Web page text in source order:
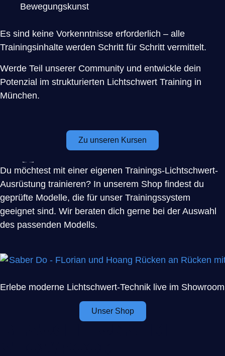
Bewegungskunst
Es sind keine Vorkenntnisse erforderlich – alle
Trainingsinhalte werden Schritt für Schritt vermittelt.
Werde Teil unserer Community und entwickle dein
Potenzial im strukturierten Lichtschwert Training in
München.
Zu unseren Kursen
Du möchtest mit einer eigenen Trainings-Lichtschwert-
Ausrüstung trainieren? In unserem Shop findest du
geprüfte Modelle, die für unser Trainingssystem
geeignet sind. Wir beraten dich gerne bei der Auswahl
des passenden Modells.
Erlebe moderne Lichtschwert-Technik live im Showroom
Unser Shop